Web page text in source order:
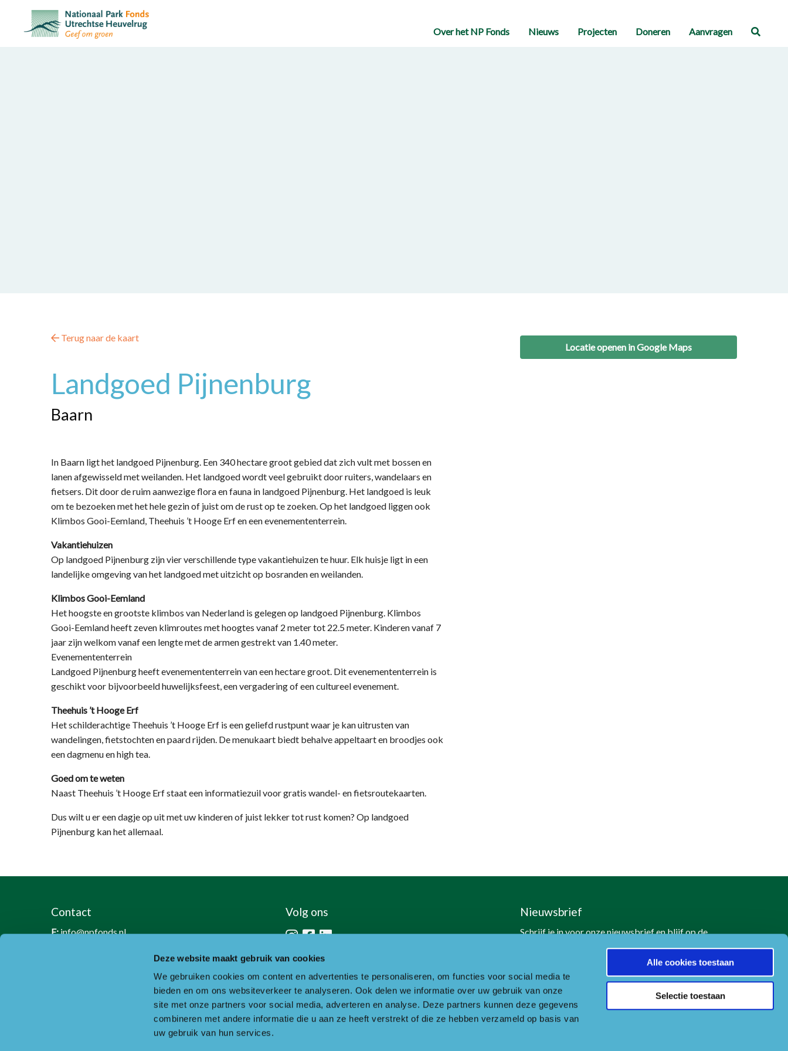
Deze website maakt gebruik van cookies
We gebruiken cookies om content en advertenties te personaliseren, om functies voor social media te
bieden en om ons websiteverkeer te analyseren. Ook delen we informatie over uw gebruik van onze
site met onze partners voor social media, adverteren en analyse. Deze partners kunnen deze gegevens
combineren met andere informatie die u aan ze heeft verstrekt of die ze hebben verzameld op basis van
uw gebruik van hun services.
Alle cookies toestaan
Selectie toestaan
Over het NP Fonds Nieuws Projecten Doneren Aanvragen
Terug naar de kaart
Landgoed Pijnenburg
Baarn
In Baarn ligt het landgoed Pijnenburg. Een 340 hectare groot gebied dat zich vult met bossen en
lanen afgewisseld met weilanden. Het landgoed wordt veel gebruikt door ruiters, wandelaars en
fietsers. Dit door de ruim aanwezige flora en fauna in landgoed Pijnenburg. Het landgoed is leuk
om te bezoeken met het hele gezin of juist om de rust op te zoeken. Op het landgoed liggen ook
Klimbos Gooi-Eemland, Theehuis ’t Hooge Erf en een evenemententerrein.
Vakantiehuizen
Op landgoed Pijnenburg zijn vier verschillende type vakantiehuizen te huur. Elk huisje ligt in een
landelijke omgeving van het landgoed met uitzicht op bosranden en weilanden.
Klimbos Gooi-Eemland
Het hoogste en grootste klimbos van Nederland is gelegen op landgoed Pijnenburg. Klimbos
Gooi-Eemland heeft zeven klimroutes met hoogtes vanaf 2 meter tot 22.5 meter. Kinderen vanaf 7
jaar zijn welkom vanaf een lengte met de armen gestrekt van 1.40 meter.
Evenemententerrein
Landgoed Pijnenburg heeft evenemententerrein van een hectare groot. Dit evenemententerrein is
geschikt voor bijvoorbeeld huwelijksfeest, een vergadering of een cultureel evenement.
Theehuis ’t Hooge Erf
Het schilderachtige Theehuis ’t Hooge Erf is een geliefd rustpunt waar je kan uitrusten van
wandelingen, fietstochten en paard rijden. De menukaart biedt behalve appeltaart en broodjes ook
een dagmenu en high tea.
Goed om te weten
Naast Theehuis ’t Hooge Erf staat een informatiezuil voor gratis wandel- en fietsroutekaarten.
Dus wilt u er een dagje op uit met uw kinderen of juist lekker tot rust komen? Op landgoed
Pijnenburg kan het allemaal.
Locatie openen in Google Maps
Contact
E:info@npfonds.nl
RSIN nummer: 818889986
BTW nummer: 8188 89 986 B01
Of ga naar de contactpagina.
Volg ons Nieuwsbrief
Schrijf je in voor onze nieuwsbrief en blijf op de
Naar aanmeldformulier